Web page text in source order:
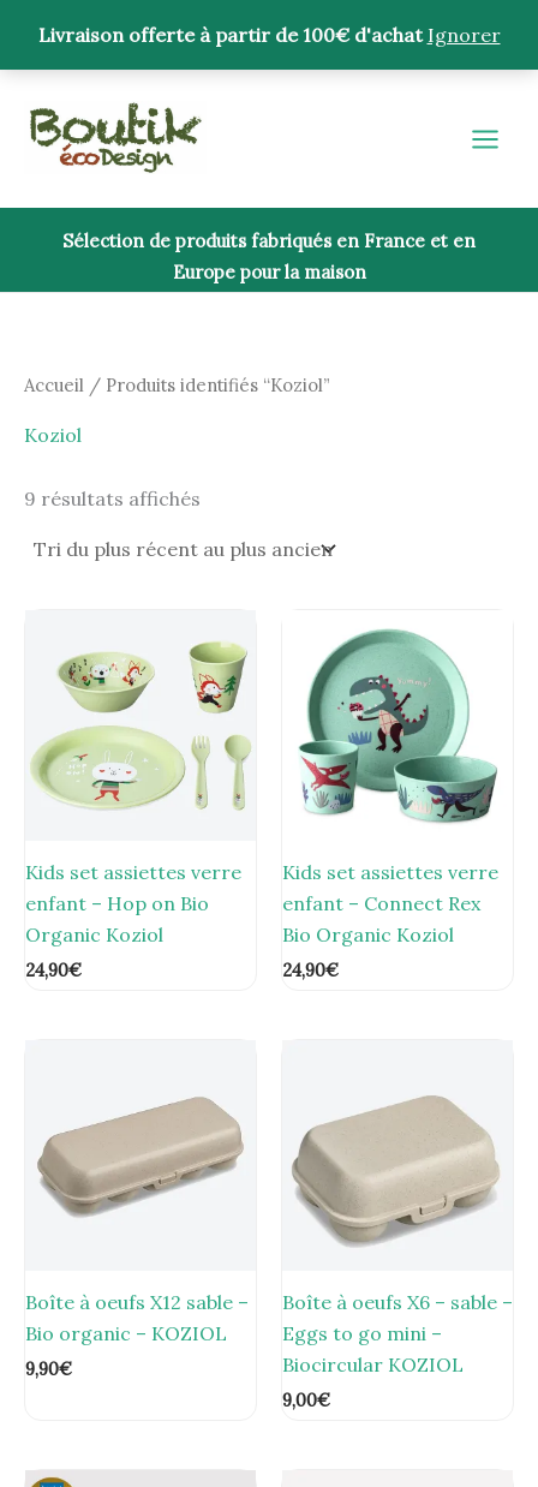
Livraison offerte à partir de 100€ d'achat Ignorer
contenu
Sélection de produits fabriqués en France et en
Europe pour la maison
Accueil / Produits identifiés “Koziol”
Koziol
9 résultats affichés
plus
Kids set assiettes verre
enfant – Hop on Bio
Organic Koziol
24,90€
Kids set assiettes verre
enfant – Connect Rex
Bio Organic Koziol
24,90€
Boîte à oeufs X12 sable –
Bio organic – KOZIOL
9,90€
Boîte à oeufs X6 – sable –
Eggs to go mini –
Biocircular KOZIOL
9,00€